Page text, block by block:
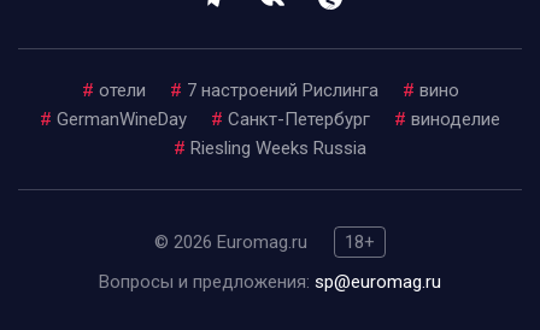
# отели # 7 настроений Рислинга # вино
# GermanWineDay # Санкт-Петербург # виноделие
# Riesling Weeks Russia
© 2026 Euromag.ru
18+
Вопросы и предложения: sp@euromag.ru